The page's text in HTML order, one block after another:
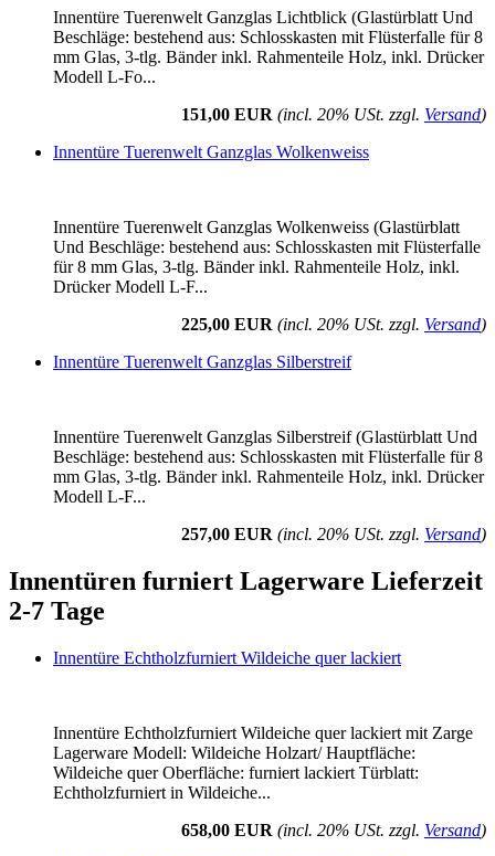
Innentüre Tuerenwelt Ganzglas Lichtblick (Glastürblatt Und
Beschläge: bestehend aus: Schlosskasten mit Flüsterfalle für 8
mm Glas, 3-tlg. Bänder inkl. Rahmenteile Holz, inkl. Drücker
Modell L-Fo...
151,00 EUR (incl. 20% USt. zzgl. Versand)
Innentüre Tuerenwelt Ganzglas Wolkenweiss
Innentüre Tuerenwelt Ganzglas Wolkenweiss (Glastürblatt
Und Beschläge: bestehend aus: Schlosskasten mit Flüsterfalle
für 8 mm Glas, 3-tlg. Bänder inkl. Rahmenteile Holz, inkl.
Drücker Modell L-F...
225,00 EUR (incl. 20% USt. zzgl. Versand)
Innentüre Tuerenwelt Ganzglas Silberstreif
Innentüre Tuerenwelt Ganzglas Silberstreif (Glastürblatt Und
Beschläge: bestehend aus: Schlosskasten mit Flüsterfalle für 8
mm Glas, 3-tlg. Bänder inkl. Rahmenteile Holz, inkl. Drücker
Modell L-F...
257,00 EUR (incl. 20% USt. zzgl. Versand)
Innentüren furniert Lagerware Lieferzeit
2-7 Tage
Innentüre Echtholzfurniert Wildeiche quer lackiert
Innentüre Echtholzfurniert Wildeiche quer lackiert mit Zarge
Lagerware Modell: Wildeiche Holzart/ Hauptfläche:
Wildeiche quer Oberfläche: furniert lackiert Türblatt:
Echtholzfurniert in Wildeiche...
658,00 EUR (incl. 20% USt. zzgl. Versand)